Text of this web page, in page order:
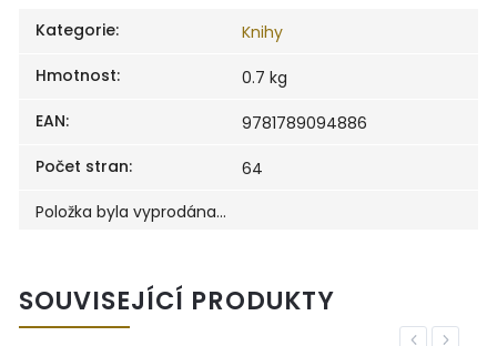
Kategorie:
Knihy
Hmotnost:
0.7 kg
EAN:
9781789094886
Počet stran:
64
Položka byla vyprodána…
SOUVISEJÍCÍ PRODUKTY
Previous
Next